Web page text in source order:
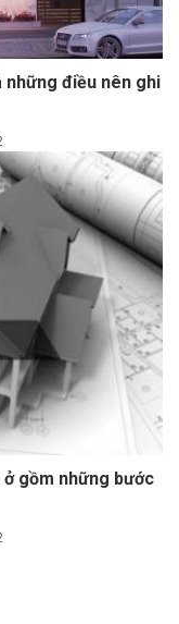
những điều nên ghi
gồm những bước